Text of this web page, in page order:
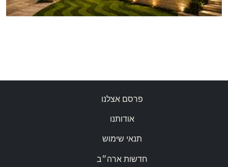
פרסם אצלנו
אודותנו
תנאי שימוש
חדשות ארה״ב